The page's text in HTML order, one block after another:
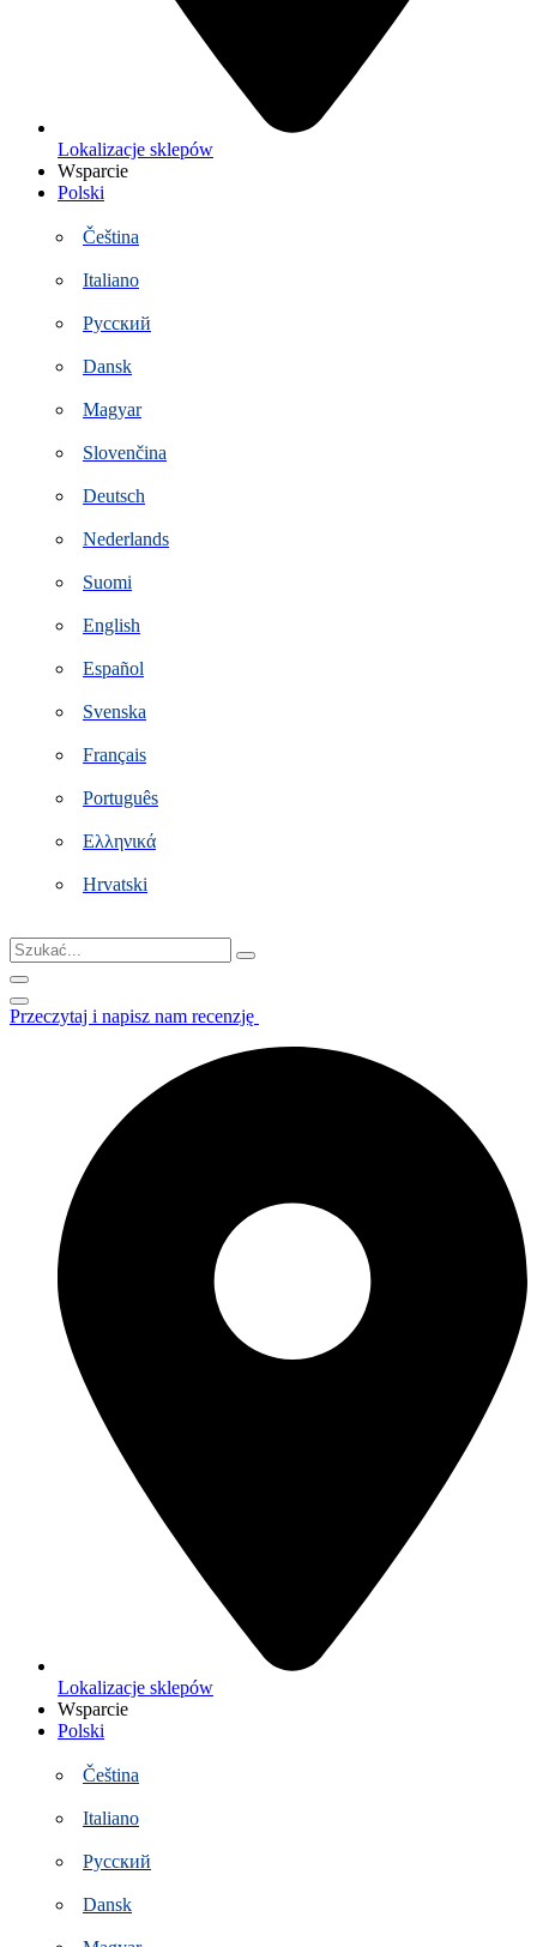
Lokalizacje sklepów
Wsparcie
Polski
Čeština
Italiano
Русский
Dansk
Magyar
Slovenčina
Deutsch
Nederlands
Suomi
English
Español
Svenska
Français
Português
Ελληνικά
Hrvatski
Szukać...
Przeczytaj i napisz nam recenzję
Lokalizacje sklepów
Wsparcie
Polski
Čeština
Italiano
Русский
Dansk